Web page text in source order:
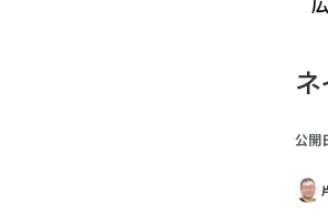
公開